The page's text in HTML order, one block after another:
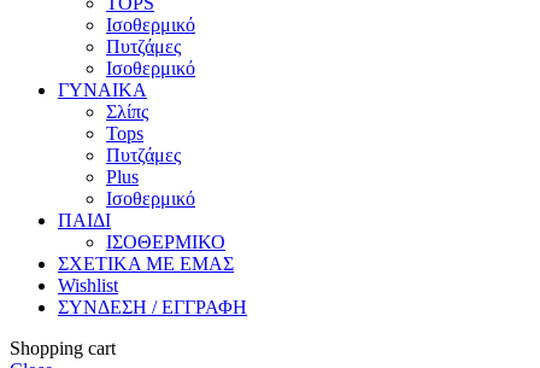
Ισοθερμικό
Πυτζάμες
Ισοθερμικό
ΓΥΝΑΙΚΑ
Σλίπς
Tops
Πυτζάμες
Plus
Ισοθερμικό
ΠΑΙΔΙ
ΙΣΟΘΕΡΜΙΚΟ
ΣΧΕΤΙΚΑ ΜΕ ΕΜΑΣ
Wishlist
ΣΥΝΔΕΣΗ / ΕΓΓΡΑΦΗ
Shopping cart